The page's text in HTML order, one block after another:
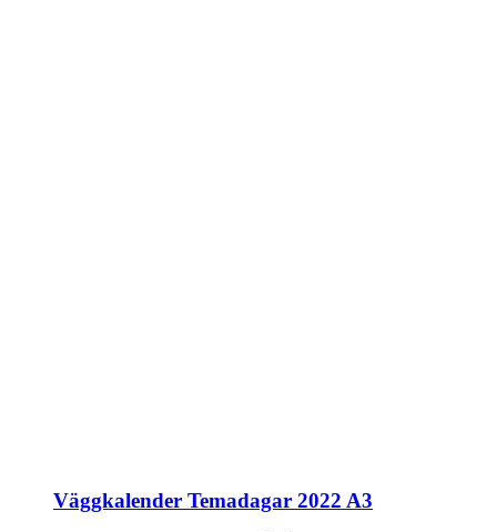
Väggkalender Temadagar 2022 A3